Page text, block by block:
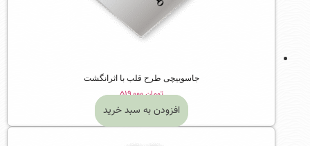
جاسوییچی طرح قلب با اثرانگشت
تومان۵۱۹,۰۰۰
افزودن به سبد خرید